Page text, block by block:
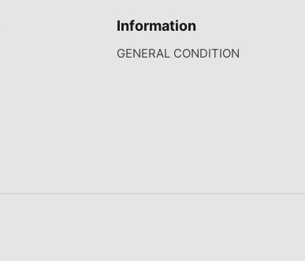
Information
GENERAL CONDITION